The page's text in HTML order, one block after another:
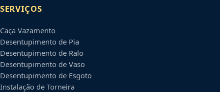
SERVIÇOS
Caça Vazamento
Desentupimento de Pia
Desentupimento de Ralo
Desentupimento de Vaso
Desentupimento de Esgoto
Instalação de Torneira